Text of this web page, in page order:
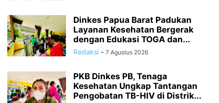
Dinkes Papua Barat Padukan
Layanan Kesehatan Bergerak
dengan Edukasi TOGA dan...
Redaksi - 7 Agustus 2026
PKB Dinkes PB, Tenaga
Kesehatan Ungkap Tantangan
Pengobatan TB-HIV di Distrik...